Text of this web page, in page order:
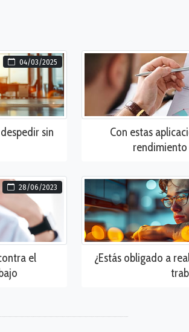
04/03/2025
sin
Con estas
28/06/2023
el
¿Estás obligado a